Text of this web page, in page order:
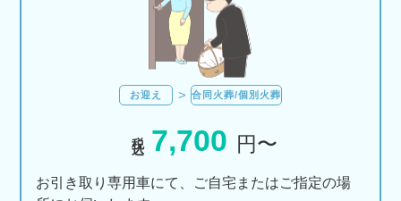
お迎え 合同火葬/個別火葬
7,700 円〜
お引き取り専用車にて、ご自宅またはご指定の場